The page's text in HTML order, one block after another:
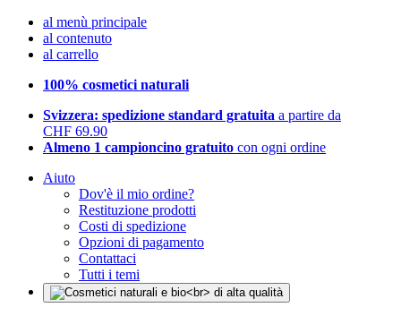
al menù principale
al contenuto
al carrello
100% cosmetici naturali
Svizzera: spedizione standard gratuita a partire da
CHF 69.90
Almeno 1 campioncino gratuito con ogni ordine
Aiuto
Dov'è il mio ordine?
Restituzione prodotti
Costi di spedizione
Opzioni di pagamento
Contattaci
Tutti i temi